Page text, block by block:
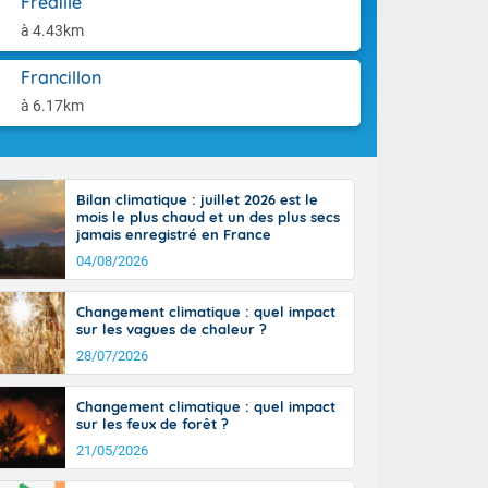
à 4.43km
Francillon
à 6.17km
de-
sont
sont
un peu
du pays,
du Massif
la
est le
salve
de bons
vent,
les deux
entre 11
sur les
l'intérieur
vallée de
Bilan climatique : juillet 2026 est le
mois le plus chaud et un des plus secs
jamais enregistré en France
04/08/2026
Changement climatique : quel impact
sur les vagues de chaleur ?
28/07/2026
Changement climatique : quel impact
sur les feux de forêt ?
21/05/2026